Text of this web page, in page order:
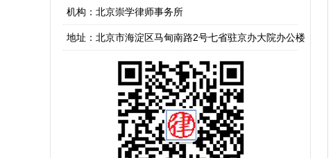
机构：北京崇学律师事务所
地址：北京市海淀区马甸南路2号七省驻京办大院办公楼